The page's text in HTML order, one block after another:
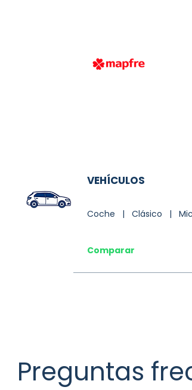
VEHÍCULOS
Coche | Clásico |
Comparar
Preguntas